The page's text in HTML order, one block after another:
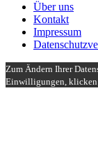
Über uns
Kontakt
Impressum
Zum Ändern Ihrer
Einwilligungen, klicken